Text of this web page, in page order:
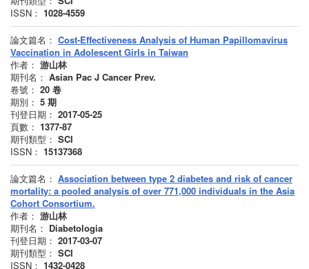
ISSN： 1028-4559
論文篇名： Cost-Effectiveness Analysis of Human Papillomavirus
Vaccination in Adolescent Girls in Taiwan
作者： 游山林
期刊名： Asian Pac J Cancer Prev.
卷號： 20 卷
期別： 5 期
刊登日期： 2017-05-25
頁數： 1377-87
期刊類型： SCI
ISSN： 15137368
論文篇名： Association between type 2 diabetes and risk of cancer
mortality: a pooled analysis of over 771,000 individuals in the Asia
Cohort Consortium.
作者： 游山林
期刊名： Diabetologia
刊登日期： 2017-03-07
期刊類型： SCI
ISSN： 1432-0428